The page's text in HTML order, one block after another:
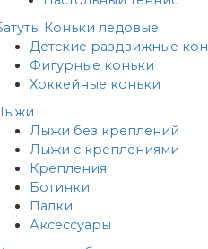
Коньки ледовые
Детские раздвижные
Фигурные коньки
Хоккейные коньки
Лыжи без креплений
Лыжи с креплениями
Крепления
Ботинки
Палки
Аксессуары